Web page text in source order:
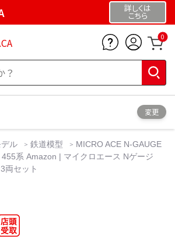
詳しくは
こちら
0
変更
ル 鉄道模型
MICRO ACE N-GAUGE
系 Amazon | マイクロエース Nゲージ
両セット